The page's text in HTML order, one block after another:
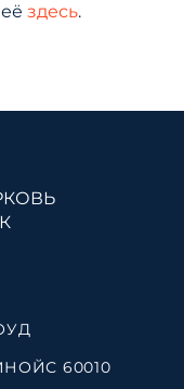
еёздесь.
60010